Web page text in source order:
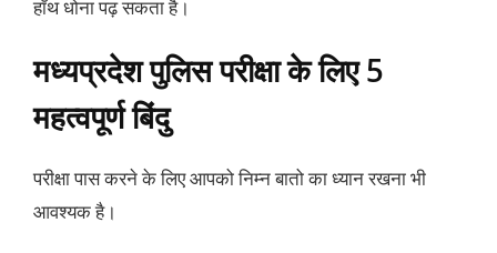
हाँथ धोना पढ़ सकता है।
मध्यप्रदेश पुलिस परीक्षा के लिए 5
महत्वपूर्ण बिंदु
परीक्षा पास करने के लिए आपको निम्न बातो का ध्यान रखना भी
आवश्यक है।